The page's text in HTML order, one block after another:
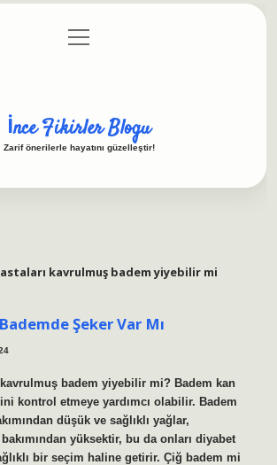
Gizlilik Politikası
menüyü
aç
İnce Fikirler Blogu
Zarif önerilerle hayatını güzelleştir!
kavrulmuş badem yiyebilir mi
Şeker Var Mı
kavrulmuş badem yiyebilir mi? Badem kan
kontrol etmeye yardımcı olabilir. Badem
düşük ve sağlıklı yağlar,
yüksektir, bu da onları diyabet
bir seçim haline getirir. Çiğ badem mi